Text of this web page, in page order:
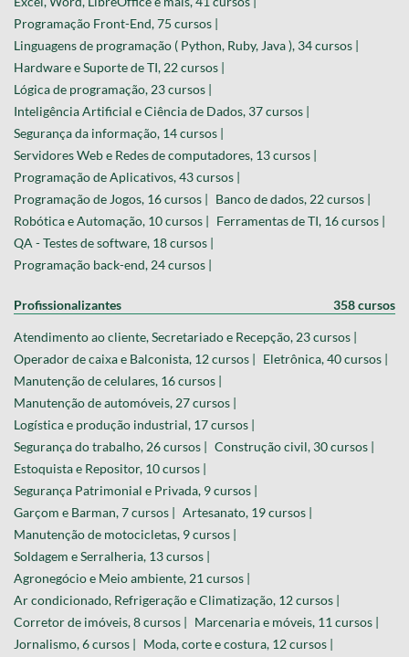
Programação Front-End, 75 cursos |
Linguagens de programação ( Python, Ruby, Java ), 34 cursos |
Hardware e Suporte de TI, 22 cursos |
Lógica de programação, 23 cursos |
Inteligência Artificial e Ciência de Dados, 37 cursos |
Segurança da informação, 14 cursos |
Servidores Web e Redes de computadores, 13 cursos |
Programação de Aplicativos, 43 cursos |
Programação de Jogos, 16 cursos | Banco de dados, 22 cursos |
Robótica e Automação, 10 cursos | Ferramentas de TI, 16 cursos |
QA - Testes de software, 18 cursos |
Programação back-end, 24 cursos |
Profissionalizantes 358 cursos
Atendimento ao cliente, Secretariado e Recepção, 23 cursos |
Operador de caixa e Balconista, 12 cursos | Eletrônica, 40 cursos |
Manutenção de celulares, 16 cursos |
Manutenção de automóveis, 27 cursos |
Logística e produção industrial, 17 cursos |
Segurança do trabalho, 26 cursos | Construção civil, 30 cursos |
Estoquista e Repositor, 10 cursos |
Segurança Patrimonial e Privada, 9 cursos |
Garçom e Barman, 7 cursos | Artesanato, 19 cursos |
Manutenção de motocicletas, 9 cursos |
Soldagem e Serralheria, 13 cursos |
Agronegócio e Meio ambiente, 21 cursos |
Ar condicionado, Refrigeração e Climatização, 12 cursos |
Corretor de imóveis, 8 cursos | Marcenaria e móveis, 11 cursos |
Jornalismo, 6 cursos | Moda, corte e costura, 12 cursos |